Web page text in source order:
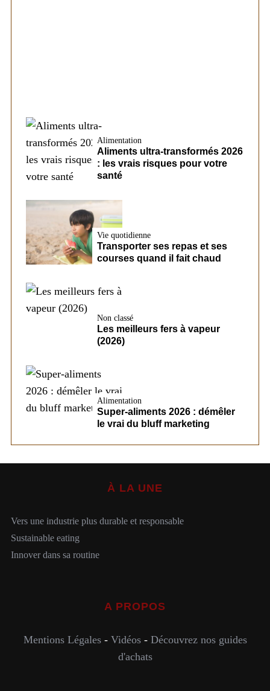
Alimentation
Aliments ultra-transformés 2026
: les vrais risques pour votre
santé
Vie quotidienne
Transporter ses repas et ses
courses quand il fait chaud
Non classé
Les meilleurs fers à vapeur
(2026)
Alimentation
Super-aliments 2026 : démêler
le vrai du bluff marketing
À LA UNE
Vers une industrie plus durable et responsable
Sustainable eating
Innover dans sa routine
A PROPOS
Mentions Légales- Vidéos- Découvrez nos guides
d'achats